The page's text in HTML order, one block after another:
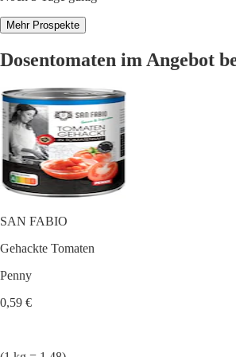
Mehr Prospekte
Dosentomaten im Angebot
SAN FABIO
Gehackte Tomaten
Penny
0,59 €